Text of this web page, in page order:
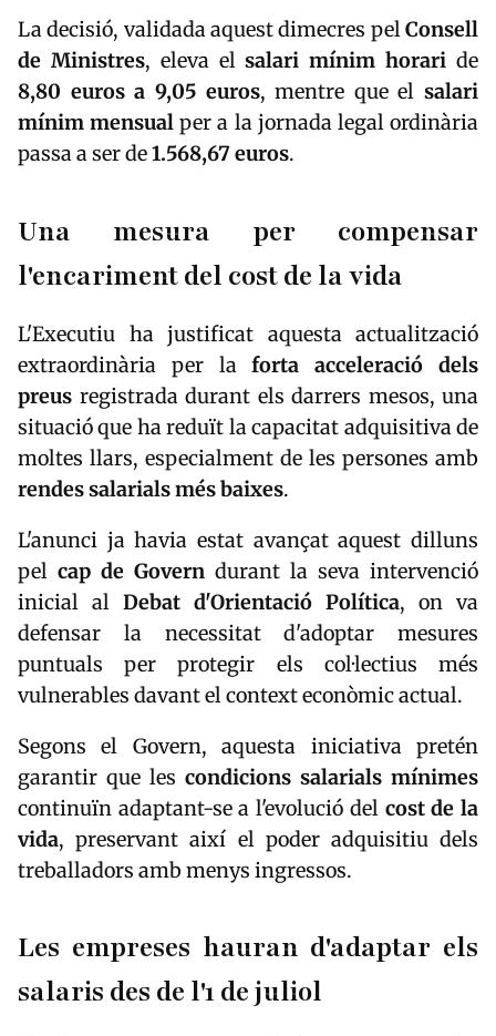
La decisió, validada aquest dimecres pelConsell
de Ministres, eleva elsalari mínim horari de
8,80 euros a 9,05 euros, mentre que el salari
mínim mensual per a la jornada legal ordinària
passa a ser de1.568,67 euros.
Una mesura per compensar
l'encariment del cost de la vida
L'Executiu ha justificat aquesta actualització
extraordinària per laforta acceleració dels
preus registrada durant els darrers mesos, una
situació que ha reduït la capacitat adquisitiva de
moltes llars, especialment de les persones amb
rendes salarials més baixes.
L'anunci ja havia estat avançat aquest dilluns
pel cap de Govern durant la seva intervenció
inicial al Debat d'Orientació Política, on va
defensar la necessitat d'adoptar mesures
puntuals per protegir els col·lectius més
vulnerables davant el context econòmic actual.
Segons el Govern, aquesta iniciativa pretén
garantir que les condicions salarials mínimes
continuïn adaptant-se a l'evolució del cost de la
vida, preservant així el poder adquisitiu dels
treballadors amb menys ingressos.
Les empreses hauran d'adaptar els
salaris des de l'1 de juliol